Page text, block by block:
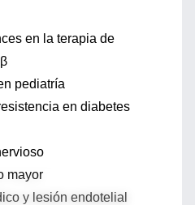
en la terapia de
pediatría
en diabetes
mayor
y lesión endotelial